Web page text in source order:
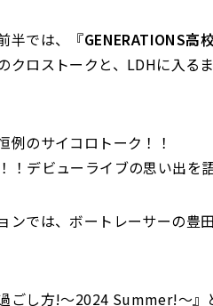
半では、『GENERATIONS高
クロストークと、LDHに入る
例のサイコロトーク！！
！デビューライブの思い出を
ンでは、ボートレーサーの豊
ごし方!〜2024 Summer!〜』